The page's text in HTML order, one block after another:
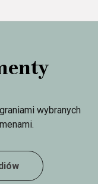
wybranych